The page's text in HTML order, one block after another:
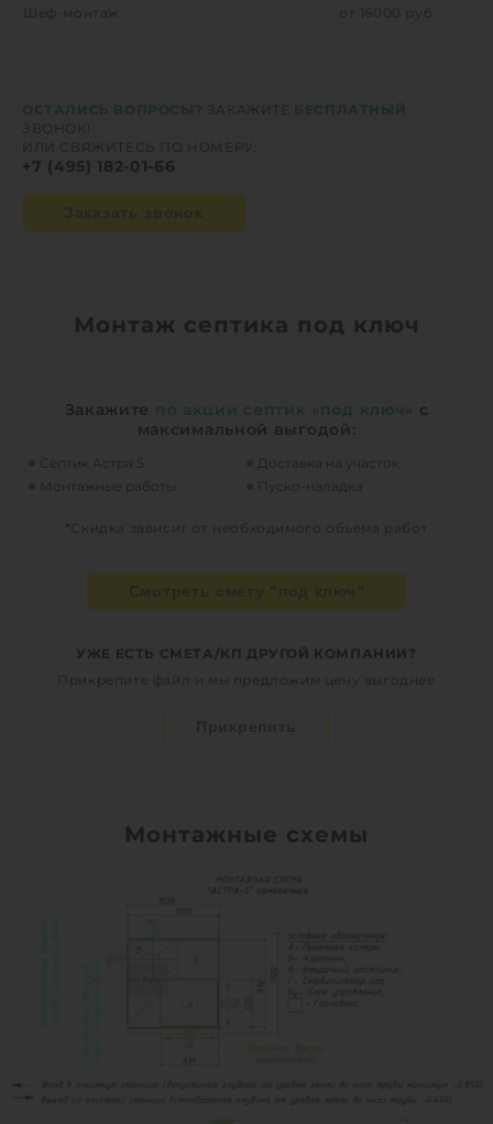
Шеф-монтаж от 16000 руб.
ОСТАЛИСЬ ВОПРОСЫ? ЗАКАЖИТЕ БЕСПЛАТНЫЙ
ЗВОНОК!
ИЛИ СВЯЖИТЕСЬ ПО НОМЕРУ:
+7 (495) 182-01-66
Монтаж септика под ключ
Закажите по акции септик «под ключ» с
максимальной выгодой:
Септик Астра 5
Доставка на участок
Монтажные работы
Пуско-наладка
*Скидка зависит от необходимого объема работ
УЖЕ ЕСТЬ СМЕТА/КП ДРУГОЙ КОМПАНИИ?
Прикрепите файл и мы предложим цену выгоднее
Монтажные схемы